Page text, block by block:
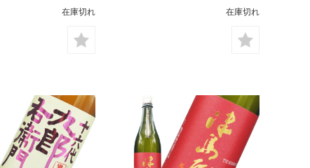
在庫切れ 在庫切れ